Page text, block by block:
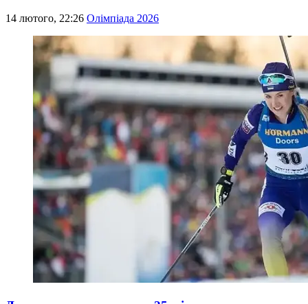
14 лютого, 22:26 Олімпіада 2026